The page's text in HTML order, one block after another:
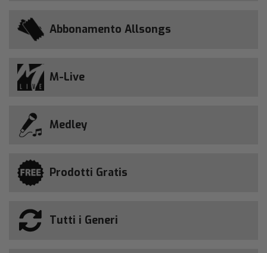
Abbonamento Allsongs
M-Live
Medley
Prodotti Gratis
Tutti i Generi